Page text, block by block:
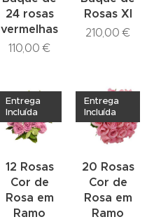
24 rosas
vermelhas
110,00 €
Rosas Xl
210,00 €
12 Rosas
Cor de
Rosa em
Ramo
Entrega
Incluída
20 Rosas
Cor de
Rosa em
Ramo
Entrega
Incluída